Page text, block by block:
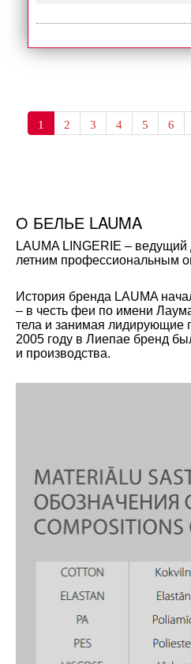
1 2 3 4 5 6
О БЕЛЬЕ LAUMA
LAUMA LINGERIE – ведущий
летним профессиональным
История бренда LAUMA
– в честь феи по имени
тела и занимая лидирующие
2005 году в Лиепае бренд
и производства.